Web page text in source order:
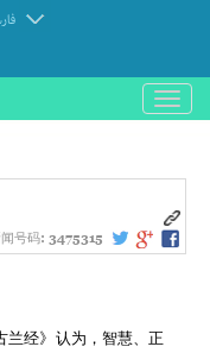
باز
و
کردن
号码: 3475315
经》认为，智慧、正